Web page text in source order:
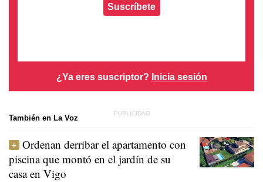
Suscríbete
¿Ya eres suscriptor? Inicia sesión
También en La Voz
Ordenan derribar el apartamento con
piscina que montó en el jardín de su
casa en Vigo